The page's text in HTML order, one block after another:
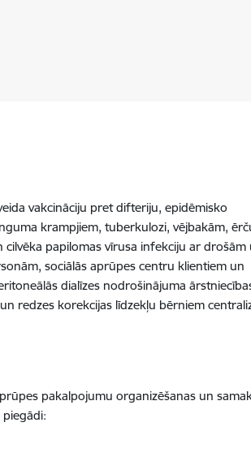
vakcināciju pret difteriju, epidēmisko
krampjiem, tuberkulozi, vējbakām,
papilomas vīrusa infekciju ar drošām
sociālās aprūpes centru klientiem un
dialīzes nodrošinājuma
redzes korekcijas līdzekļu bērniem
pakalpojumu organizēšanas un